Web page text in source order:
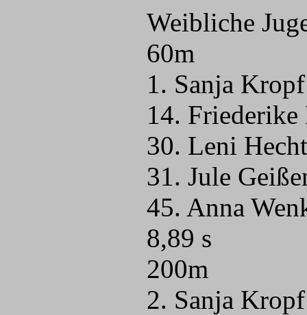
Weibliche
60m
1. Sanja
14.
30. Leni
31. Jule
45. Anna
8,89 s
200m
2. Sanja